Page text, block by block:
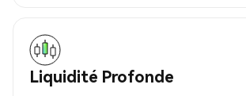
Liquidité Profonde